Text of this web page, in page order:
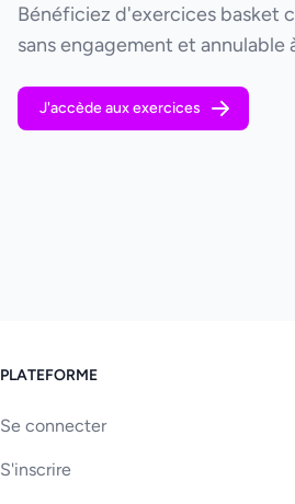
Bénéficiez d'exercices basket
sans engagement et annulable
J'accède aux exercices
PLATEFORME
Se connecter
S'inscrire